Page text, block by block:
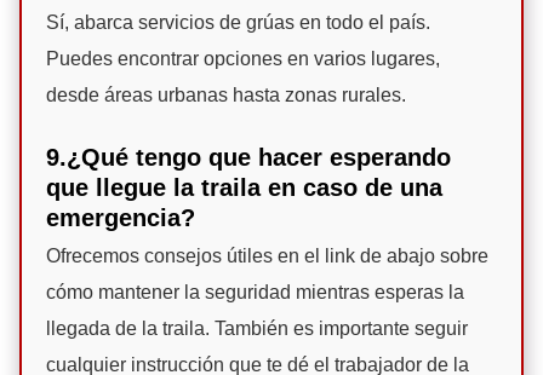
Sí, abarca servicios de grúas en todo el país.
Puedes encontrar opciones en varios lugares,
desde áreas urbanas hasta zonas rurales.
9.¿Qué tengo que hacer esperando
que llegue la traila en caso de una
emergencia?
Ofrecemos consejos útiles en el link de abajo sobre
cómo mantener la seguridad mientras esperas la
llegada de la traila. También es importante seguir
cualquier instrucción que te dé el trabajador de la